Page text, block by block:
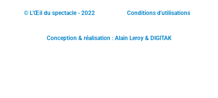
© L'Œil du spectacle - 2022 Conditions d'utilisations
Conception & réalisation : Alain Leroy & DIGITAK